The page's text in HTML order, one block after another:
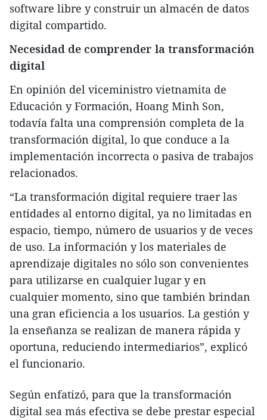
software libre y construir un almacén de datos
digital compartido.
Necesidad de comprender la transformación
digital
En opinión del viceministro vietnamita de
Educación y Formación, Hoang Minh Son,
todavía falta una comprensión completa de la
transformación digital, lo que conduce a la
implementación incorrecta o pasiva de trabajos
relacionados.
“La transformación digital requiere traer las
entidades al entorno digital, ya no limitadas en
espacio, tiempo, número de usuarios y de veces
de uso. La información y los materiales de
aprendizaje digitales no sólo son convenientes
para utilizarse en cualquier lugar y en
cualquier momento, sino que también brindan
una gran eficiencia a los usuarios. La gestión y
la enseñanza se realizan de manera rápida y
oportuna, reduciendo intermediarios”, explicó
el funcionario.
Según enfatizó, para que la transformación
digital sea más efectiva se debe prestar especial